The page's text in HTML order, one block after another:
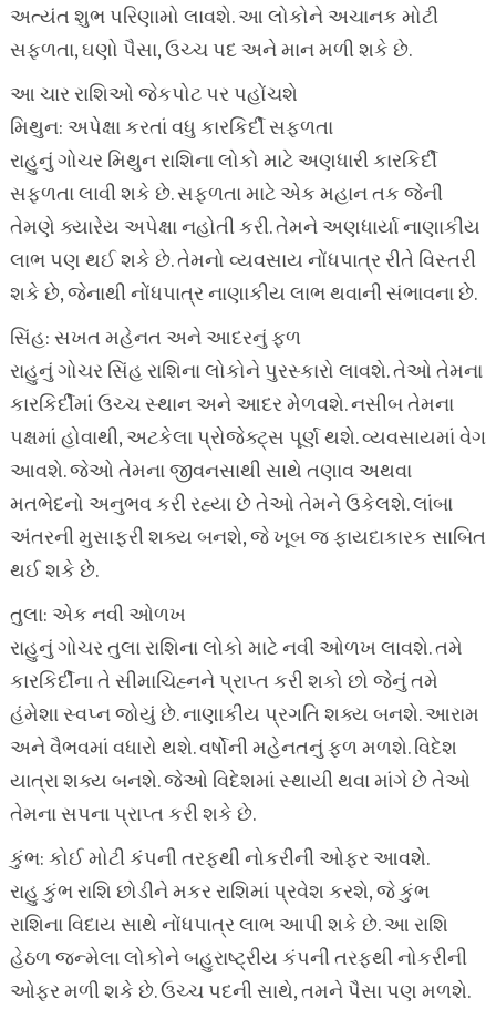
અત્યંત શુભ પરિણામો લાવશે. આ લોકોને અચાનક મોટી
સફળતા, ઘણો પૈસા, ઉચ્ચ પદ અને માન મળી શકે છે.
આ ચાર રાશિઓ જેકપોટ પર પહોંચશે
મિથુન: અપેક્ષા કરતાં વધુ કારકિર્દી સફળતા
રાહુનું ગોચર મિથુન રાશિના લોકો માટે અણધારી કારકિર્દી
સફળતા લાવી શકે છે. સફળતા માટે એક મહાન તક જેની
તેમણે ક્યારેય અપેક્ષા નહોતી કરી. તેમને અણધાર્યા નાણાકીય
લાભ પણ થઈ શકે છે. તેમનો વ્યવસાય નોંધપાત્ર રીતે વિસ્તરી
શકે છે, જેનાથી નોંધપાત્ર નાણાકીય લાભ થવાની સંભાવના છે.
સિંહ: સખત મહેનત અને આદરનું ફળ
રાહુનું ગોચર સિંહ રાશિના લોકોને પુરસ્કારો લાવશે. તેઓ તેમના
કારકિર્દીમાં ઉચ્ચ સ્થાન અને આદર મેળવશે. નસીબ તેમના
પક્ષમાં હોવાથી, અટકેલા પ્રોજેક્ટ્સ પૂર્ણ થશે. વ્યવસાયમાં વેગ
આવશે. જેઓ તેમના જીવનસાથી સાથે તણાવ અથવા
મતભેદનો અનુભવ કરી રહ્યા છે તેઓ તેમને ઉકેલશે. લાંબા
અંતરની મુસાફરી શક્ય બનશે, જે ખૂબ જ ફાયદાકારક સાબિત
થઈ શકે છે.
તુલા: એક નવી ઓળખ
રાહુનું ગોચર તુલા રાશિના લોકો માટે નવી ઓળખ લાવશે. તમે
કારકિર્દીના તે સીમાચિહ્નને પ્રાપ્ત કરી શકો છો જેનું તમે
હંમેશા સ્વપ્ન જોયું છે. નાણાકીય પ્રગતિ શક્ય બનશે. આરામ
અને વૈભવમાં વધારો થશે. વર્ષોની મહેનતનું ફળ મળશે. વિદેશ
યાત્રા શક્ય બનશે. જેઓ વિદેશમાં સ્થાયી થવા માંગે છે તેઓ
તેમના સપના પ્રાપ્ત કરી શકે છે.
કુંભ: કોઈ મોટી કંપની તરફથી નોકરીની ઓફર આવશે.
રાહુ કુંભ રાશિ છોડીને મકર રાશિમાં પ્રવેશ કરશે, જે કુંભ
રાશિના વિદાય સાથે નોંધપાત્ર લાભ આપી શકે છે. આ રાશિ
હેઠળ જન્મેલા લોકોને બહુરાષ્ટ્રીય કંપની તરફથી નોકરીની
ઓફર મળી શકે છે. ઉચ્ચ પદની સાથે, તમને પૈસા પણ મળશે.